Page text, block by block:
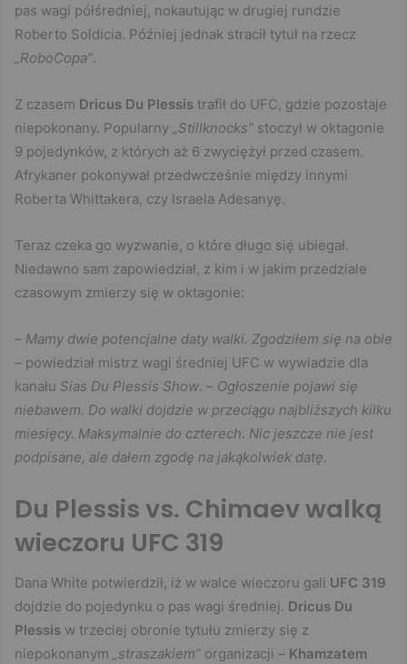
pas wagi półśredniej, nokautując w drugiej rundzie
Roberto Soldicia. Później jednak stracił tytuł na rzecz
„RoboCopa”.
Z czasem Dricus Du Plessis trafił do UFC, gdzie pozostaje
niepokonany. Popularny „Stillknocks” stoczył w oktagonie
9 pojedynków, z których aż 6 zwyciężył przed czasem.
Afrykaner pokonywał przedwcześnie między innymi
Roberta Whittakera, czy Israela Adesanyę.
Teraz czeka go wyzwanie, o które długo się ubiegał.
Niedawno sam zapowiedział, z kim i w jakim przedziale
czasowym zmierzy się w oktagonie:
– Mamy dwie potencjalne daty walki. Zgodziłem się na obie
– powiedział mistrz wagi średniej UFC w wywiadzie dla
kanału Sias Du Plessis Show. – Ogłoszenie pojawi się
niebawem. Do walki dojdzie w przeciągu najbliższych kilku
miesięcy. Maksymalnie do czterech. Nic jeszcze nie jest
podpisane, ale dałem zgodę na jakąkolwiek datę.
Du Plessis vs. Chimaev walką
wieczoru UFC 319
Dana White potwierdził, iż w walce wieczoru gali UFC 319
dojdzie do pojedynku o pas wagi średniej. Dricus Du
Plessis w trzeciej obronie tytułu zmierzy się z
niepokonanym „straszakiem” organizacji – Khamzatem